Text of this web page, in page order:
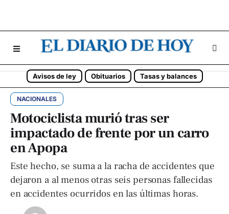
Avisos de ley Obituarios Tasas y balances
NACIONALES
Motociclista murió tras ser
impactado de frente por un carro
en Apopa
Este hecho, se suma a la racha de accidentes que
dejaron a al menos otras seis personas fallecidas
en accidentes ocurridos en las últimas horas.